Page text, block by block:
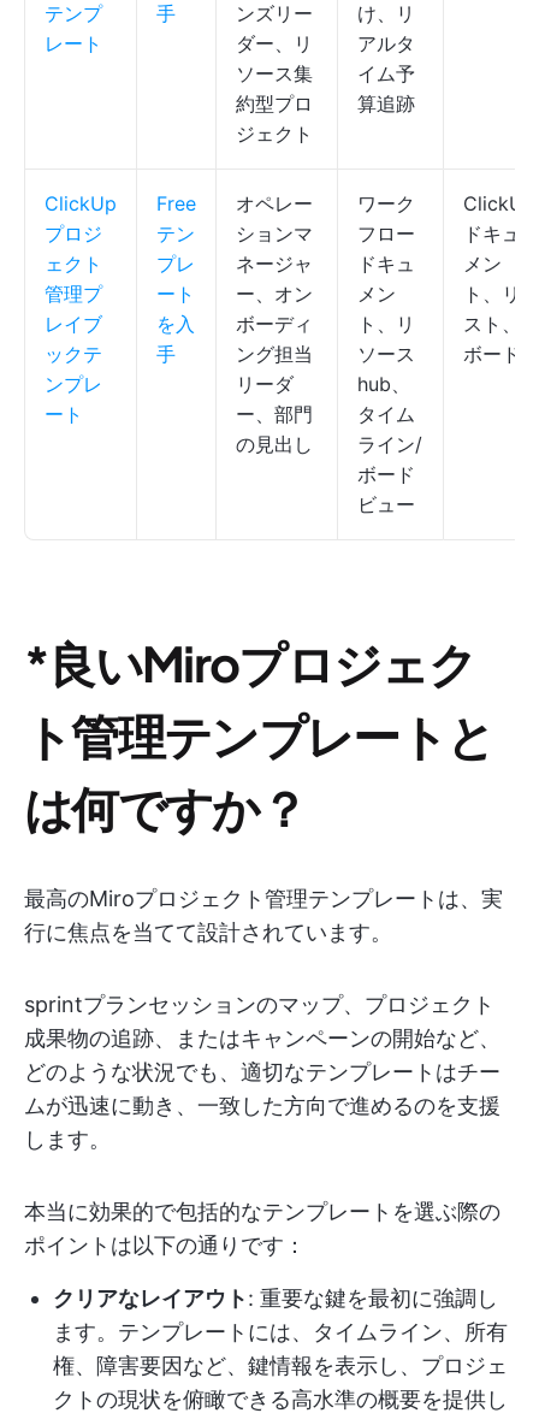
テンプ
レート
手
ンズリー
ダー、リ
ソース集
約型プロ
ジェクト
け、リ
アルタ
イム予
算追跡
ClickUp
プロジ
ェクト
管理プ
レイブ
ックテ
ンプレ
ート
Free
テン
プレ
ート
を入
手
オペレー
ションマ
ネージャ
ー、オン
ボーディ
ング担当
リーダ
ー、部門
の見出し
ワーク
フロー
ドキュ
メン
ト、リ
ソース
hub、
タイム
ライン/
ボード
ビュー
ClickUp
ドキュ
メン
ト、リ
スト、
ボード
*良いMiroプロジェク
ト管理テンプレートと
は何ですか？
最高のMiroプロジェクト管理テンプレートは、実
行に焦点を当てて設計されています。
sprintプランセッションのマップ、プロジェクト
成果物の追跡、またはキャンペーンの開始など、
どのような状況でも、適切なテンプレートはチー
ムが迅速に動き、一致した方向で進めるのを支援
します。
本当に効果的で包括的なテンプレートを選ぶ際の
ポイントは以下の通りです：
クリアなレイアウト: 重要な鍵を最初に強調し
ます。テンプレートには、タイムライン、所有
権、障害要因など、鍵情報を表示し、プロジェ
クトの現状を俯瞰できる高水準の概要を提供し